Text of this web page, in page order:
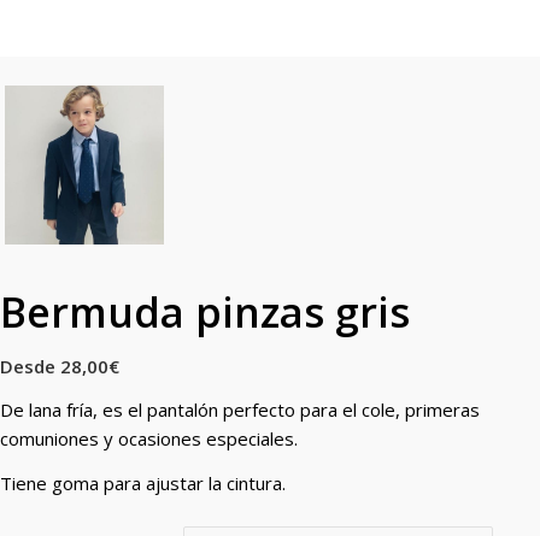
Bermuda pinzas gris
Desde 28,00€
De lana fría, es el pantalón perfecto para el cole, primeras
comuniones y ocasiones especiales.
Tiene goma para ajustar la cintura.